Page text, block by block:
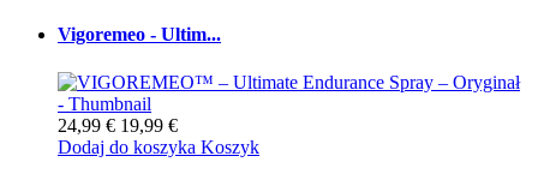
Vigoremeo - Ultim...
24,99 € 19,99 €
Dodaj do koszyka Koszyk